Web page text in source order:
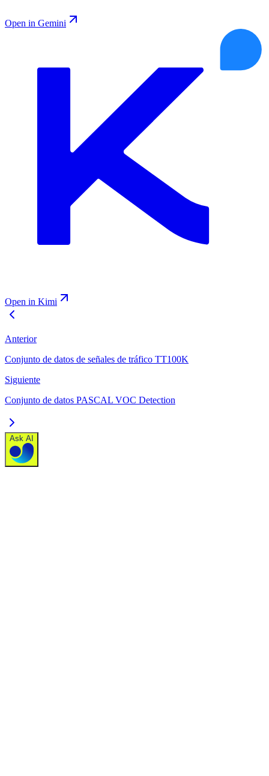
Open in Gemini
Open in Kimi
Anterior
Conjunto de datos de señales de tráfico TT100K
Siguiente
Conjunto de datos PASCAL VOC Detection
Ask AI